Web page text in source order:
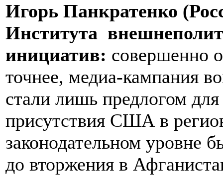
Игорь Панкратенко
Института
инициатив: совершенно
точнее, медиа-кампания
стали лишь предлогом
присутствия США в
законодательном уровне
до вторжения в